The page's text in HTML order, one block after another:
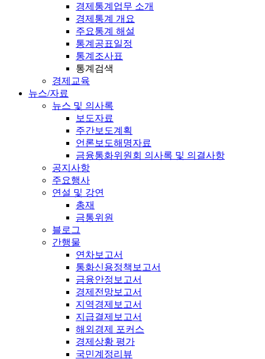
경제통계업무 소개
경제통계 개요
주요통계 해설
통계공표일정
통계조사표
통계검색
경제교육
뉴스/자료
뉴스 및 의사록
보도자료
주간보도계획
언론보도해명자료
금융통화위원회 의사록 및 의결사항
공지사항
주요행사
연설 및 강연
총재
금통위원
블로그
간행물
연차보고서
통화신용정책보고서
금융안정보고서
경제전망보고서
지역경제보고서
지급결제보고서
해외경제 포커스
경제상황 평가
국민계정리뷰